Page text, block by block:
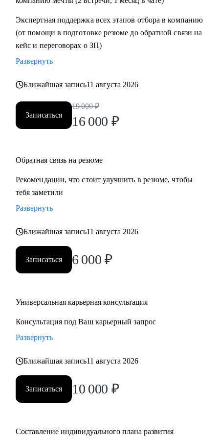
• Продажи и развитие бизнеса / обслуживание клиентов
• Поддержка
• Customer Experience
• Операции
Экспертная поддержка всех этапов отбора в компанию
(от помощи в подготовке резюме до обратной связи на
кейс и переговорах о ЗП)
Развернуть
Ближайшая запись11 августа 2026
Записаться
19 000 ₽
16 000 ₽
Обратная связь на резюме
Рекомендации, что стоит улучшить в резюме, чтобы
тебя заметили
Развернуть
Ближайшая запись11 августа 2026
Записаться 6 000 ₽
Универсальная карьерная консультация
Консультация под Ваш карьерный запрос
Развернуть
Ближайшая запись11 августа 2026
Записаться 10 000 ₽
Составление индивидуального плана развития